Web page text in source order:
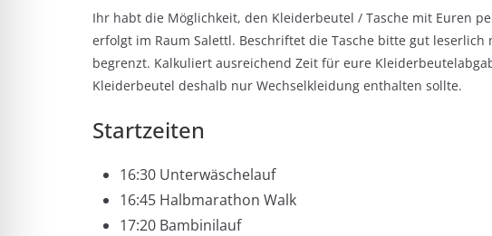
Ihr habt die Möglichkeit, den Kleiderbeutel / Tasche mit Euren
erfolgt im Raum Salettl. Beschriftet die Tasche bitte gut
begrenzt. Kalkuliert ausreichend Zeit für eure
Kleiderbeutel deshalb nur Wechselkleidung enthalten sollte.
Startzeiten
16:30 Unterwäschelauf
16:45 Halbmarathon Walk
17:20 Bambinilauf